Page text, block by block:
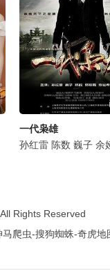
姬他 孙浩 李梦男 吴
一代枭雄
孙红雷 陈数 巍子 余
All Rights Reserved
马爬虫-搜狗蜘蛛-奇虎地